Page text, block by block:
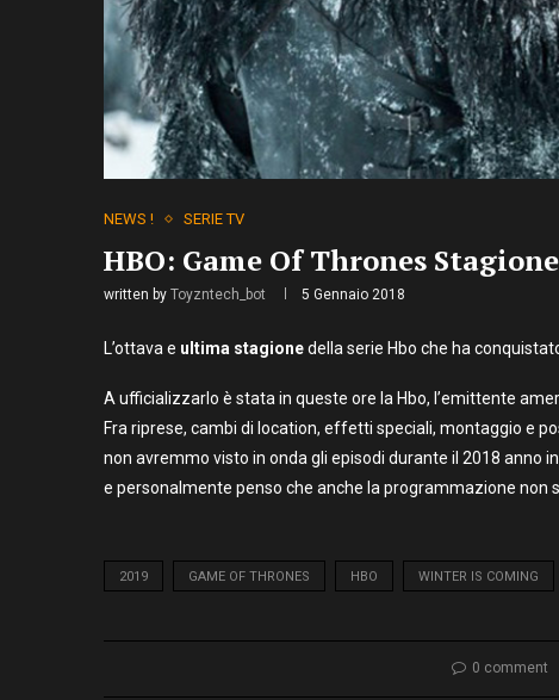
NEWS ! SERIE TV
HBO: Game Of Thrones
written by Toyzntech_bot 5 Gennaio 2018
L’ottava e ultima stagionedella serie Hbo che ha
A ufficializzarlo è stata in queste ore la Hbo, l’emittente
Fra riprese, cambi di location, effetti speciali, montaggio e
non avremmo visto in onda gli episodi durante il 2018 anno
e personalmente penso che anche la programmazione non
2019 GAME OF THRONES HBO WINTER IS COMING
0 comment